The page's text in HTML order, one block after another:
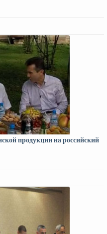
продукции на российский